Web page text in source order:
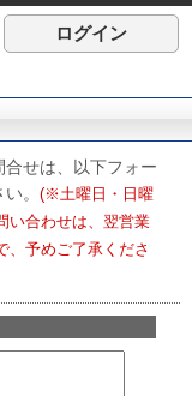
ログイン
せは、以下フォー
。 (※土曜日・日曜
い合わせは、翌営業
、予めご了承くださ